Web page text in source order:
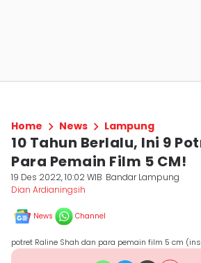
Home News Lampung
10 Tahun Berlalu, Ini 9
Para Pemain Film 5 CM!
19 Des 2022, 10:02 WIB Bandar Lampung
Dian Ardianingsih
News Channel
potret Raline Shah dan para pemain film 5 cm